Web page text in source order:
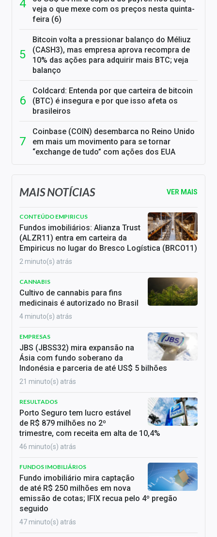
veja o que mexe com os preços nesta quinta-
feira (6)
Bitcoin volta a pressionar balanço do Méliuz
(CASH3), mas empresa aprova recompra de
10% das ações para adquirir mais BTC; veja
balanço
Coldcard: Entenda por que carteira de bitcoin
(BTC) é insegura e por que isso afeta os
brasileiros
Coinbase (COIN) desembarca no Reino Unido
em mais um movimento para se tornar
“exchange de tudo” com ações dos EUA
MAIS NOTÍCIAS VER MAIS
CONTEÚDO EMPIRICUS
Fundos imobiliários: Alianza Trust
(ALZR11) entra em carteira da
Empiricus no lugar do Bresco Logística (BRCO11)
2 minuto(s) atrás
CANNABIS
Cultivo de cannabis para fins
medicinais é autorizado no Brasil
4 minuto(s) atrás
EMPRESAS
JBS (JBSS32) mira expansão na
Ásia com fundo soberano da
Indonésia e parceria de até US$ 5 bilhões
21 minuto(s) atrás
RESULTADOS
Porto Seguro tem lucro estável
de R$ 879 milhões no 2º
trimestre, com receita em alta de 10,4%
46 minuto(s) atrás
FUNDOS IMOBILIÁRIOS
Fundo imobiliário mira captação
de até R$ 250 milhões em nova
emissão de cotas; IFIX recua pelo 4º pregão
seguido
47 minuto(s) atrás